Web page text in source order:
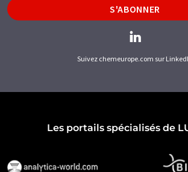
S'ABONNER
Suivez chemeurope.com sur
Les portails spécialisés de